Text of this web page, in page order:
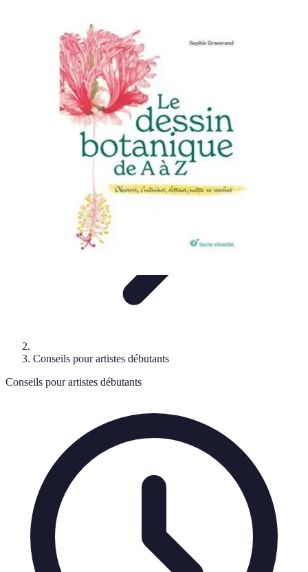
Techniques
Artisphère
Conseils pour artistes débutants
Conseils pour artistes débutants